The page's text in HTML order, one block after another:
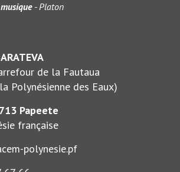
- Platon
de la Fautaua
Polynésienne des Eaux)
Papeete
française
polynesie.pf